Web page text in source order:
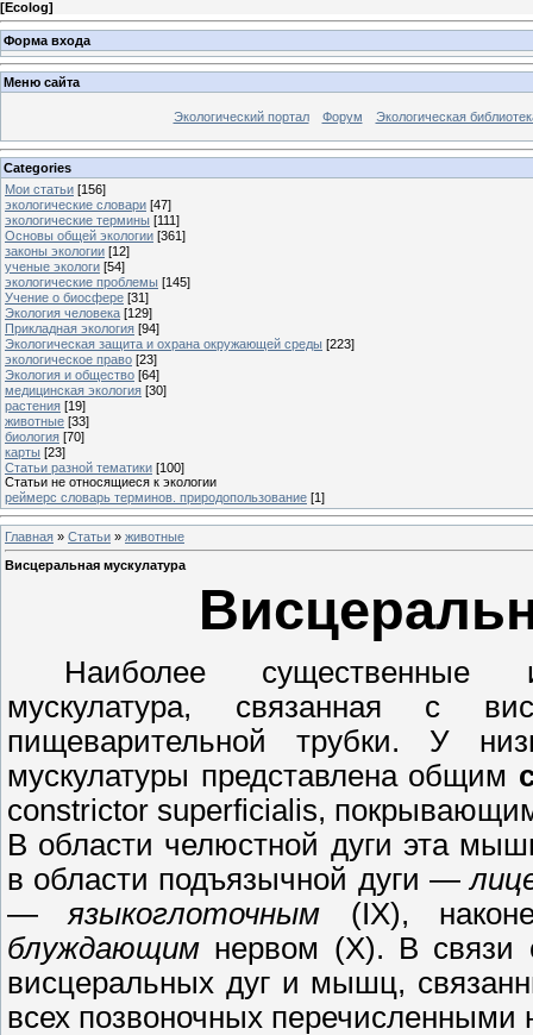
[Ecolog]
Форма входа
Меню сайта
Экологический портал Форум Экологическая
Categories
Мои статьи [156]
экологические словари [47]
экологические термины [111]
Основы общей экологии [361]
законы экологии [12]
ученые экологи [54]
экологические проблемы [145]
Учение о биосфере [31]
Экология человека [129]
Прикладная экология [94]
Экологическая защита и охрана окружающей среды [223]
экологическое право [23]
Экология и общество [64]
медицинская экология [30]
растения [19]
животные [33]
биология [70]
карты [23]
Статьи разной тематики [100]
Статьи не относящиеся к экологии
реймерс словарь терминов. природопользование [1]
Главная » Статьи » животные
Висцеральная мускулатура
Наиболее существенные
мускулатура, связанная с
пищеварительной трубки. У
мускулатуры представлена общим
constrictor superficialis,
В области челюстной дуги эта
в области подъязычной дуги —
—
языкоглоточным (IX),
блуждающим нервом (X). В связи
висцеральных дуг и мышц,
всех позвоночных перечисленными